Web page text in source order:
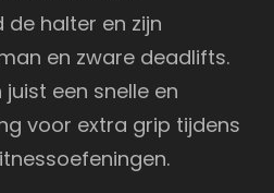
halter en zijn
en zware deadlifts.
een snelle en
voor extra grip tijdens